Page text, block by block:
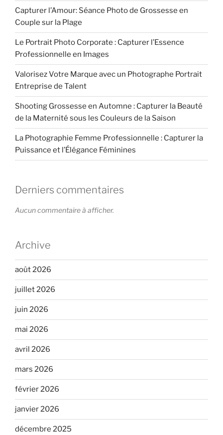
Capturer l’Amour: Séance Photo de Grossesse en
Couple sur la Plage
Le Portrait Photo Corporate : Capturer l’Essence
Professionnelle en Images
Valorisez Votre Marque avec un Photographe Portrait
Entreprise de Talent
Shooting Grossesse en Automne : Capturer la Beauté
de la Maternité sous les Couleurs de la Saison
La Photographie Femme Professionnelle : Capturer la
Puissance et l’Élégance Féminines
Derniers commentaires
Aucun commentaire à afficher.
Archive
août 2026
juillet 2026
juin 2026
mai 2026
avril 2026
mars 2026
février 2026
janvier 2026
décembre 2025